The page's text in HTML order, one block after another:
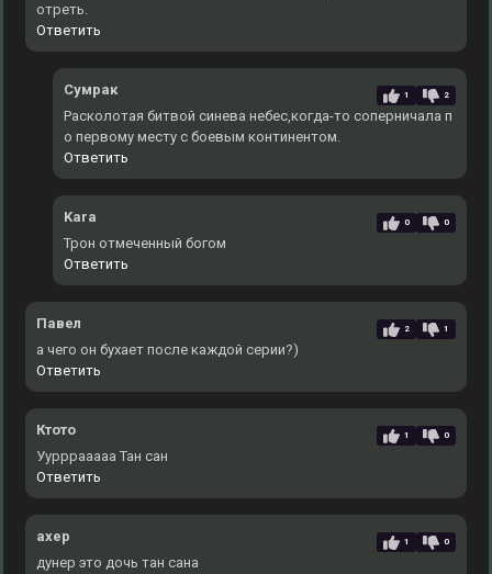
отреть.
Ответить
Сумрак 1 2
Расколотая битвой синева небес,когда-то соперничала п
о первому месту с боевым континентом.
Ответить
Kara 0 0
Трон отмеченный богом
Ответить
Павел 2 1
а чего он бухает после каждой серии?)
Ответить
Ктото 1 0
Уурррааааа Тан сан
Ответить
ахер 1 0
дунер это дочь тан сана